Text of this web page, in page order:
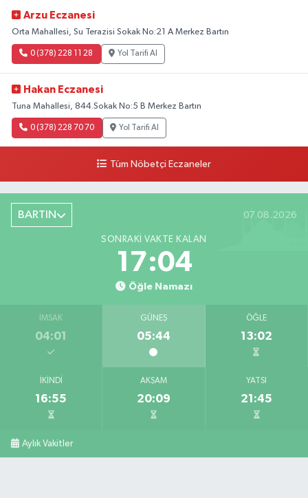
Arzu Eczanesi
Orta Mahallesi, Su Terazisi Sokak No:21 A Merkez Bartın
0 (378) 228 11 28 Yol Tarifi Al
Hakan Eczanesi
Tuna Mahallesi, 844.Sokak No:5 B Merkez Bartın
0 (378) 228 70 70 Yol Tarifi Al
Tüm Nöbetçi Eczaneler
BARTIN 07.08.2026
SONRAKI VAKTE KALAN
17:03
Öğle Namazı
İMSAK
04:01
GÜNEŞ
05:44
ÖĞLE
13:02
İKINDI
16:55
AKŞAM
20:09
YATSI
21:45
Aylık Vakitler